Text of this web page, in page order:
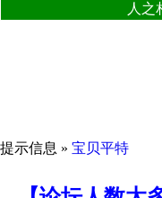
人之
提示信息 » 宝贝平特